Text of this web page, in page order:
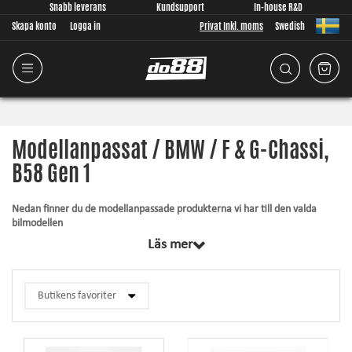
Snabb leverans Kundsupport
In-house R&D
Skapa konto
Logga in Privat Inkl. moms Swedish
Modellanpassat / BMW / F & G-Chassi,
B58 Gen 1
Nedan finner du de modellanpassade produkterna vi har till den valda
bilmodellen
Gemensamt för samtliga produkter inom denna kategori är att de är
någonsin är möjligt för produkten. Artiklarna innehåller alltid det som
Läs mer